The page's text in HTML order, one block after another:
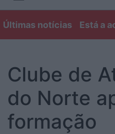
Últimas notícias Está a
Clube de
do Norte
formação